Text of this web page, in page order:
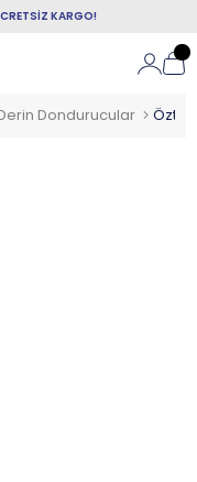
KARGO!
Dondurucular